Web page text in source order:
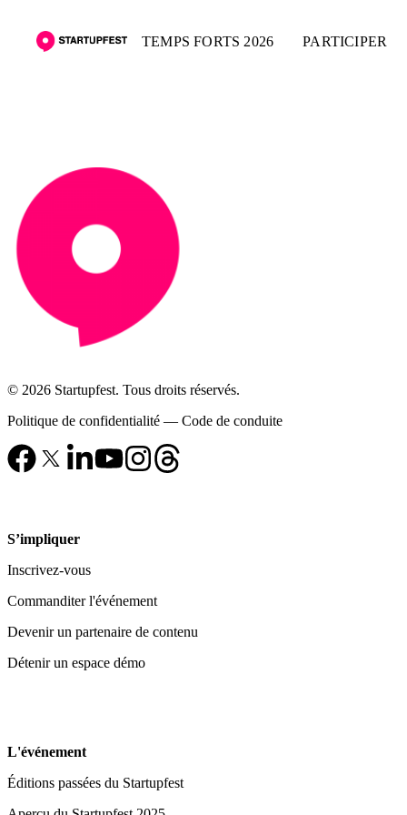
TEMPS FORTS 2026 PARTICIPER
© 2026 Startupfest. Tous droits réservés.
Politique de confidentialité — Code de conduite
S’impliquer
Inscrivez-vous
Commanditer l'événement
Devenir un partenaire de contenu
Détenir un espace démo
L'événement
Éditions passées du Startupfest